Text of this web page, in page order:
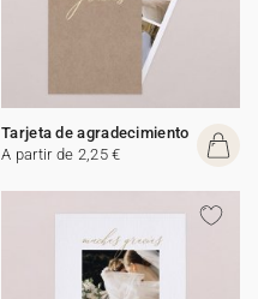
Tarjeta de agradecimiento
A partir de 2,25 €